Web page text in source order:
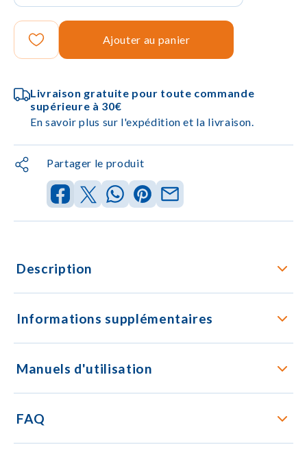
Ajouter au panier
Livraison gratuite pour toute commande
supérieure à 30€
En savoir plus sur l'expédition et la livraison.
Partager le produit
Description
Informations supplémentaires
Manuels d'utilisation
FAQ